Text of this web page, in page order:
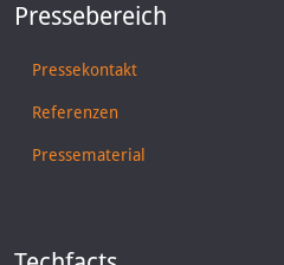
Pressebereich
Pressekontakt
Referenzen
Pressematerial